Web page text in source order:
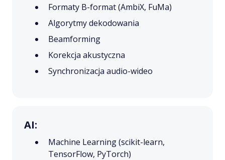
Formaty B-format (AmbiX, FuMa)
Algorytmy dekodowania
Beamforming
Korekcja akustyczna
Synchronizacja audio-wideo
AI:
Machine Learning (scikit-learn,
TensorFlow, PyTorch)